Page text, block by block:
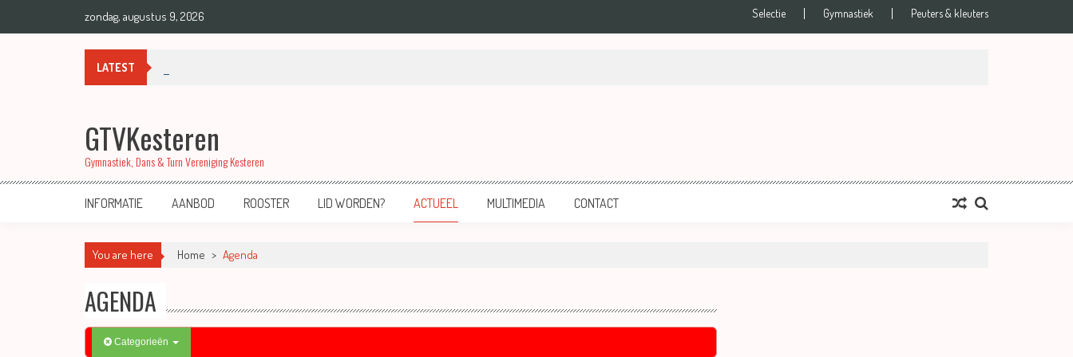
zondag, augustus 9, 2026 Selectie Gymnastiek Peuters & kleuters
LATEST
GTVKesteren
Gymnastiek, Dans & Turn Vereniging Kesteren
INFORMATIE AANBOD ROOSTER LID WORDEN? ACTUEEL MULTIMEDIA CONTACT
You are here Home > Agenda
AGENDA
Categorieën
00:00
02:00
04:00
06:00